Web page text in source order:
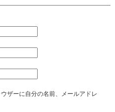
ザーに自分の名前、メールアドレ